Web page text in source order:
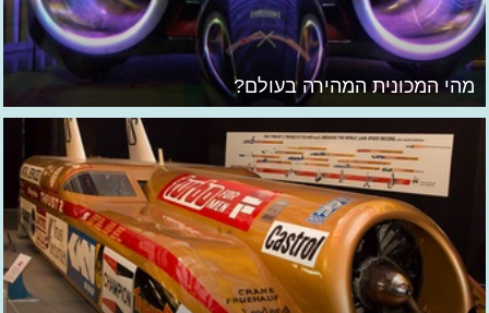
מהי המכונית המהירה בעולם?